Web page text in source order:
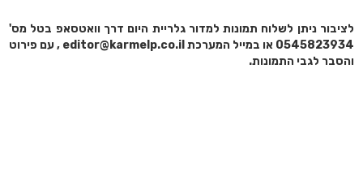
לציבור ניתן לשלוח תמונות למדור גלריית היום דרך וואטסאפ בטל מס'
0545823934 או במייל המערכת editor@karmelp.co.il , עם פירוט
והסבר לגבי התמונות.